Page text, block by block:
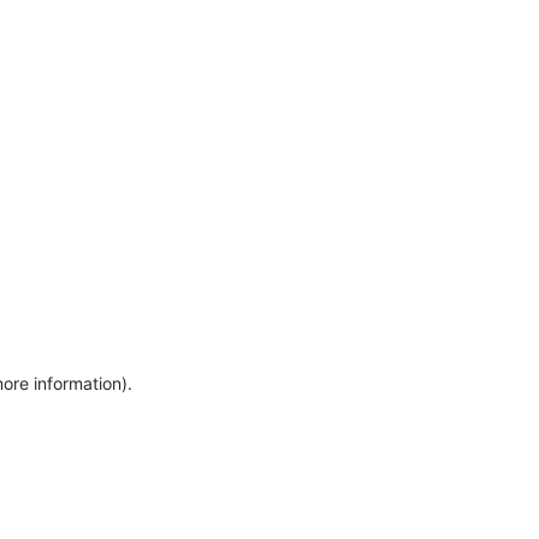
information).